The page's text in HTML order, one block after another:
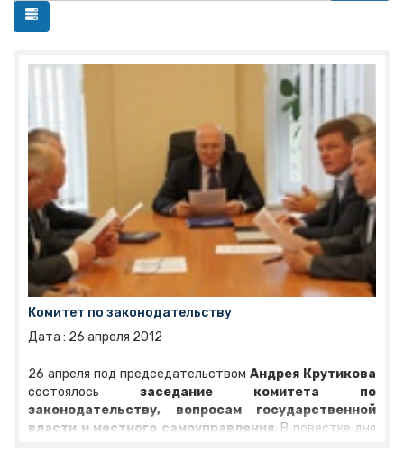
Комитет по законодательству
Дата : 26 апреля 2012
26 апреля под председательством Андрея Крутикова
состоялось заседание комитета по
законодательству, вопросам государственной
власти и местного самоуправления. В повестке дня